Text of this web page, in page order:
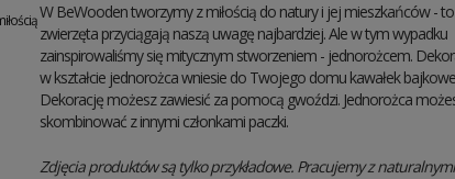
W BeWooden tworzymy z miłością do natury i jej mieszkańców - to
zwierzęta przyciągają naszą uwagę najbardziej. Ale w tym wypadku
zainspirowaliśmy się mitycznym stworzeniem - jednorożcem.
w kształcie jednorożca wniesie do Twojego domu kawałek
Dekorację możesz zawiesić za pomocą gwoździ. Jednorożca
skombinować z innymi członkami paczki.
Zdjęcia produktów są tylko przykładowe. Pracujemy z naturalnymi